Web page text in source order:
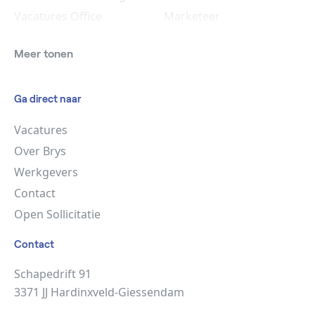
Medewerker
Meer tonen
Ga direct naar
Vacatures
Over Brys
Werkgevers
Contact
Open Sollicitatie
Contact
Schapedrift 91
3371 JJ Hardinxveld-Giessendam